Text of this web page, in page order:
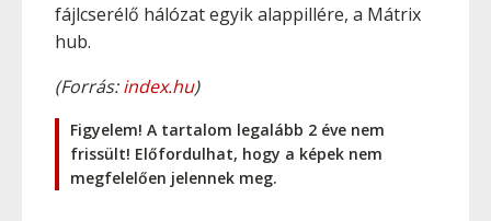
fájlcserélő hálózat egyik alappillére, a Mátrix
hub.
(Forrás:index.hu)
Figyelem! A tartalom legalább 2 éve nem
frissült! Előfordulhat, hogy a képek nem
megfelelően jelennek meg.